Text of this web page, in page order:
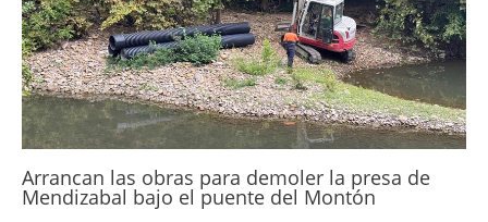
Arrancan las obras para demoler la presa de
Mendizabal bajo el puente del Montón